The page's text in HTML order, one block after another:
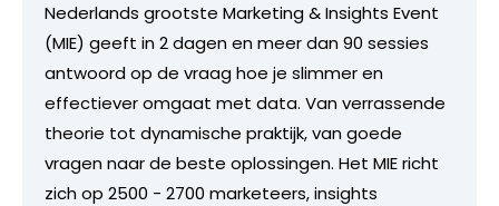
Nederlands grootste Marketing & Insights Event
(MIE) geeft in 2 dagen en meer dan 90 sessies
antwoord op de vraag hoe je slimmer en
effectiever omgaat met data. Van verrassende
theorie tot dynamische praktijk, van goede
vragen naar de beste oplossingen. Het MIE richt
zich op 2500 - 2700 marketeers, insights